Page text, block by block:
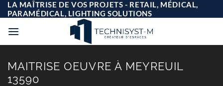
Passer
au
contenu
LA MAÎTRISE DE VOS PROJETS - RETAIL, MÉDICAL,
PARAMÉDICAL, LIGHTING SOLUTIONS
MAITRISE OEUVRE À MEYREUIL
13590